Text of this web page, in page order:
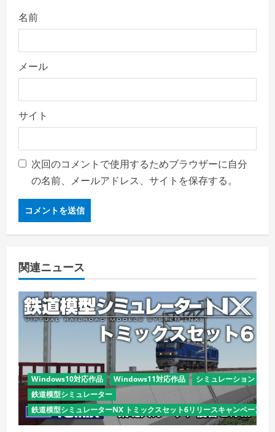
名前
メール
サイト
次回のコメントで使用するためブラウザーに自分
の名前、メールアドレス、サイトを保存する。
関連ニュース
Windows10対応作品 Windows11対応作品
シミュレーション
鉄道模型シミュレーター
鉄道模型シミュレーターNX トミックスセット6リリースキャンペーン